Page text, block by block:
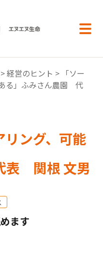
>経営のヒント > 「ソー
る」ふみさん農園 代
リング、可能
表 関根 文男
ます